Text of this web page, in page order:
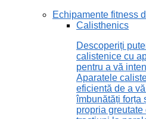
Echipamente fitness
Calisthenics
Descoperiți
calistenice cu
pentru a vă
Aparatele
eficientă de a
îmbunătăți forța
propria